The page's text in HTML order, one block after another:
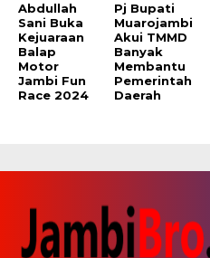
Abdullah
Sani Buka
Kejuaraan
Balap
Motor
Jambi Fun
Race 2024
Pj Bupati
Muarojambi
Akui TMMD
Banyak
Membantu
Pemerintah
Daerah